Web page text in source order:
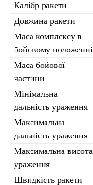
Калібр ракети
Довжина ракети
Маса комплексу в
бойовому положенні
Маса бойової
частини
Мінімальна
дальність ураження
Максимальна
дальність ураження
Максимальна висота
ураження
Швидкість ракети